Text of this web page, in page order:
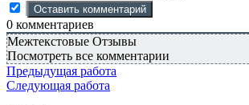
0 комментариев
Межтекстовые Отзывы
Посмотреть все комментарии
Предыдущая работа
Следующая работа